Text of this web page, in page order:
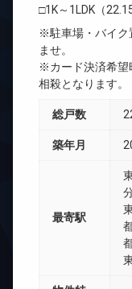
□1K～1LDK（
※駐車場・バイク
ませ。
※カード決済希望
相殺となります。
総戸数
築年月
最寄駅